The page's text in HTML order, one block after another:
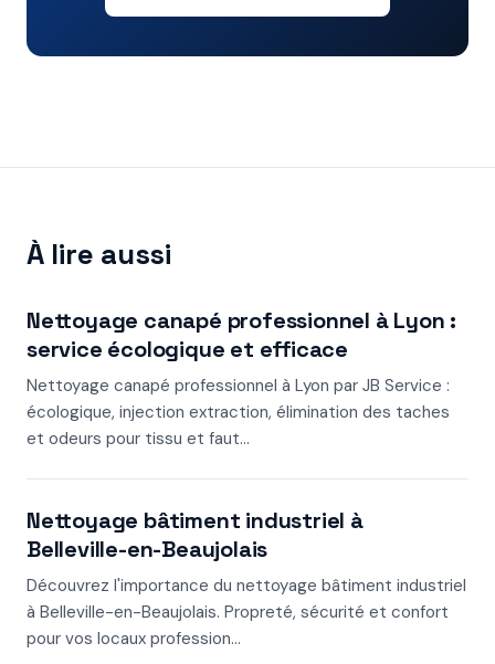
À lire aussi
Nettoyage canapé professionnel à Lyon :
service écologique et efficace
Nettoyage canapé professionnel à Lyon par JB Service :
écologique, injection extraction, élimination des taches
et odeurs pour tissu et faut...
Nettoyage bâtiment industriel à
Belleville-en-Beaujolais
Découvrez l'importance du nettoyage bâtiment industriel
à Belleville-en-Beaujolais. Propreté, sécurité et confort
pour vos locaux profession...